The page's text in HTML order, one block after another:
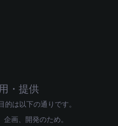
・提供
は以下の通りです。
企画、開発のため。